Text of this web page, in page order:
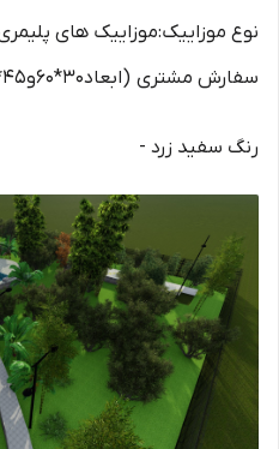
نوع موزاییک:موزاییک های
سفارش مشتری (ابعاد30*60و45*45)
رنگ سفید زرد -